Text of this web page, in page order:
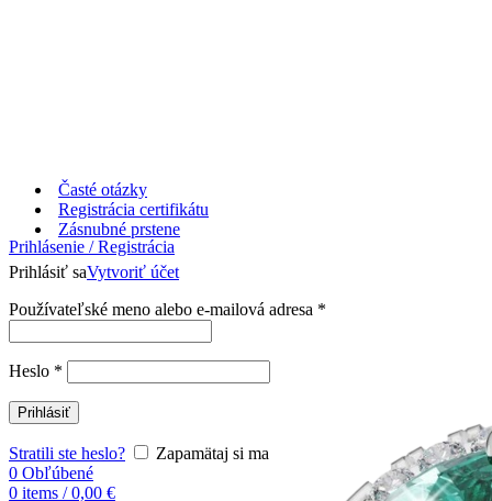
Časté otázky
Registrácia certifikátu
Prihlásenie / Registrácia
Prihlásiť saVytvoriť účet
Používateľské meno alebo e-mailová adresa *
Heslo *
Prihlásiť
Stratili ste heslo?
Zapamätaj si ma
0 Obľúbené
0 items / 0,00 €
Zásnubné prstene